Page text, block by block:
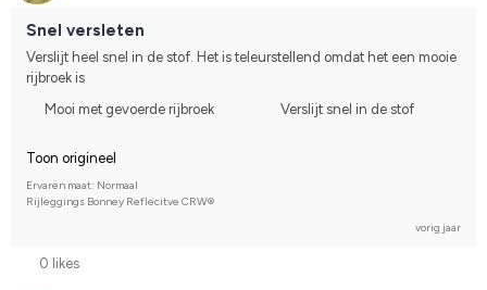
Snel versleten
Verslijt heel snel in de stof. Het is teleurstellend omdat het een mooie
rijbroek is
Mooi met gevoerde rijbroek
Verslijt snel in de stof
Toon origineel
Ervaren maat: Normaal
Rijleggings Bonney Reflecitve CRW®
vorig jaar
0 likes